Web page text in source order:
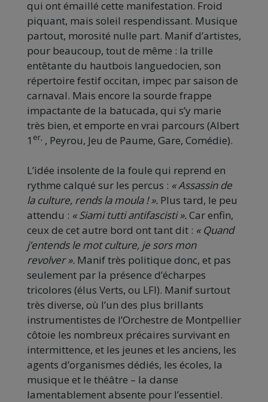
qui ont émaillé cette manifestation. Froid
piquant, mais soleil respendissant. Musique
partout, morosité nulle part. Manif d’artistes,
pour beaucoup, tout de même : la trille
entêtante du hautbois languedocien, son
répertoire festif occitan, impec par saison de
carnaval. Mais encore la sourde frappe
impactante de la batucada, qui s’y marie
très bien, et emporte en vrai parcours (Albert
1 er, , Peyrou, Jeu de Paume, Gare, Comédie).
L’idée insolente de la foule qui reprend en
rythme calqué sur les percus : « Assassin de
la culture, rends la moula ! ». Plus tard, le peu
attendu : « Siami tutti antifascisti ».Car enfin,
ceux de cet autre bord ont tant dit : « Quand
j’entends le mot culture, je sors mon
revolver ». Manif très politique donc, et pas
seulement par la présence d’écharpes
tricolores (élus Verts, ou LFI). Manif surtout
très diverse, où l’un des plus brillants
instrumentistes de l’Orchestre de Montpellier
côtoie les nombreux précaires survivant en
intermittence, et les jeunes et les anciens, les
agents d’organismes dédiés, les écoles, la
musique et le théâtre – la danse
lamentablement absente pour l’essentiel.